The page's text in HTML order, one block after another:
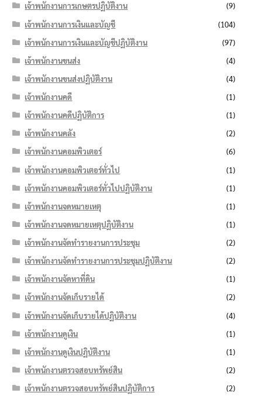
เจ้าพนักงานการเกษตรปฏิบัติงาน
(9)
เจ้าพนักงานการเงินและบัญชี
(104)
เจ้าพนักงานการเงินและบัญชีปฏิบัติงาน
(97)
เจ้าพนักงานขนส่ง
(4)
เจ้าพนักงานขนส่งปฏิบัติงาน
(4)
เจ้าพนักงานคดี
(1)
เจ้าพนักงานคดีปฏิบัติการ
(1)
เจ้าพนักงานคลัง
(2)
เจ้าพนักงานคอมพิวเตอร์
(6)
เจ้าพนักงานคอมพิวเตอร์ทั่วไป
(1)
เจ้าพนักงานคอมพิวเตอร์ทั่วไปปฏิบัติงาน
(1)
เจ้าพนักงานจดหมายเหตุ
(1)
เจ้าพนักงานจดหมายเหตุปฏิบัติงาน
(1)
เจ้าพนักงานจัดทำรายงานการประชุม
(2)
เจ้าพนักงานจัดทำรายงานการประชุมปฏิบัติงาน
(2)
เจ้าพนักงานจัดหาที่ดิน
(1)
เจ้าพนักงานจัดเก็บรายได้
(2)
เจ้าพนักงานจัดเก็บรายได้ปฏิบัติงาน
(4)
เจ้าพนักงานดูเงิน
(1)
เจ้าพนักงานดูเงินปฏิบัติงาน
(1)
เจ้าพนักงานตรวจสอบทรัพย์สิน
(2)
เจ้าพนักงานตรวจสอบทรัพย์สินปฏิบัติการ
(2)